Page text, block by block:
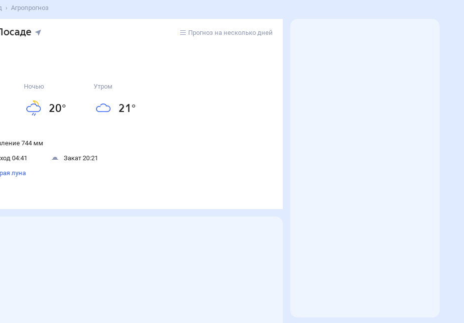
Агропрогноз
Прогноз на несколько дней
Ночью
20°
Утром
21 °
744 мм
04:41
Закат 20:21
луна